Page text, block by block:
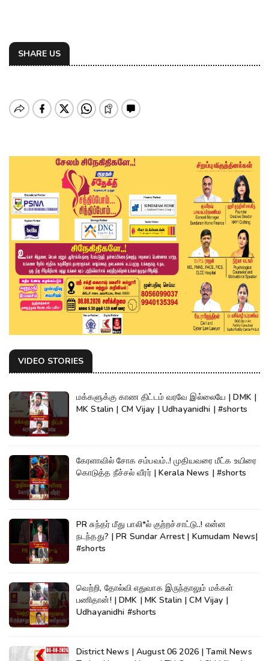
SHARE US
VIDEO STORIES
மக்களுக்கு காண திட்டம் வரவே இல்லையே | DMK |
MK Stalin | CM Vijay | Udhayanidhi | #shorts
கேரளாவில் சோக சம்பவம்..! முதியவரை மீட்க உயிரை
கொடுத்த நீச்சல் வீரர் | Kerala News | #shorts
PR சுந்தர் மீது பாலி*ல் குற்றச்சாட்டு..! என்ன
நடந்தது? | PR Sundar Arrest | Kumudam News|
#shorts
வெற்றி, தோல்வி எதுவாக இருந்தாலும் மக்கள்
பணிதான்! | DMK | MK Stalin | CM Vijay |
Udhayanidhi #shorts
District News | August 06 2026 | Tamil News